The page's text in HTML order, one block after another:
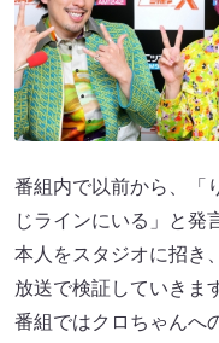
番組内で以前から、「
じラインにいる」と発
本人をスタジオに招き
放送で検証していきま
番組ではクロちゃんへ